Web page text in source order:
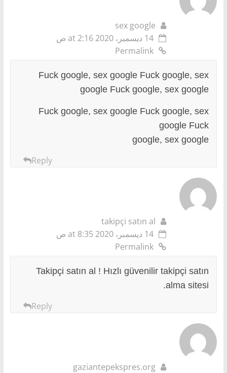
sex google
14 ديسمبر، 2020 at 2:16 ص
Permalink
Fuck google, sex google Fuck google, sex
google Fuck google, sex google
Fuck google, sex google Fuck google, sex
google Fuck
google, sex google
Reply
takipçi satın al
14 ديسمبر، 2020 at 8:35 ص
Permalink
Takipçi satın al ! Hızlı güvenilir takipçi satın
alma sitesi.
Reply
gaziantepekspres.org